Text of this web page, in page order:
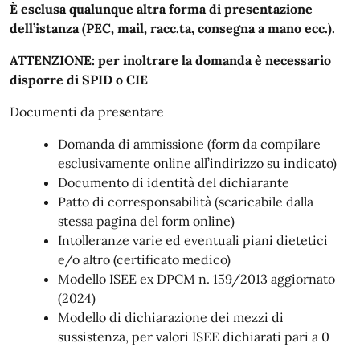
È esclusa qualunque altra forma di presentazione
dell’istanza (PEC, mail, racc.ta, consegna a mano ecc.).
ATTENZIONE: per inoltrare la domanda è necessario
disporre di SPID o CIE
Documenti da presentare
Domanda di ammissione (form da compilare
esclusivamente online all’indirizzo su indicato)
Documento di identità del dichiarante
Patto di corresponsabilità (scaricabile dalla
stessa pagina del form online)
Intolleranze varie ed eventuali piani dietetici
e/o altro (certificato medico)
Modello ISEE ex DPCM n. 159/2013 aggiornato
(2024)
Modello di dichiarazione dei mezzi di
sussistenza, per valori ISEE dichiarati pari a 0